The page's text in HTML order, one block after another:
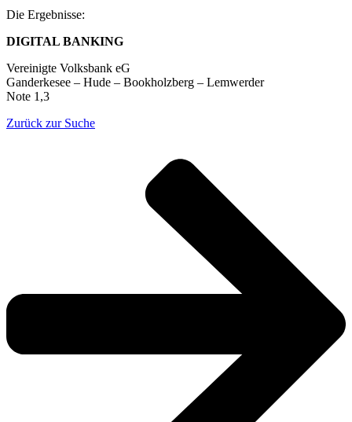
Die Ergebnisse:
DIGITAL BANKING
Vereinigte Volksbank eG
Ganderkesee – Hude – Bookholzberg – Lemwerder
Note 1,3
Zurück zur Suche